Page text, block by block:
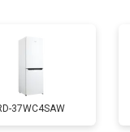
(мат.платы,
37WC4SAW